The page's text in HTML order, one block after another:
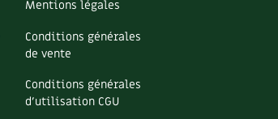
Mentions légales
Conditions générales
de vente
Conditions générales
d’utilisation CGU